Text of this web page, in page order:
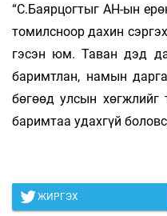
“С.Баярцогтыг АН-ын
томилсноор дахин
гэсэн юм. Таван дэд
баримтлан, намын
бөгөөд улсын хөгжлийг
баримтаа удахгүй
ЖИРГЭХ